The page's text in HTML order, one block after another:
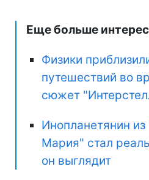
Еще больше
Физики
путешествий во
сюжет
Инопланетянин
Мария" стал
он выглядит